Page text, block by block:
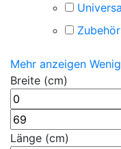
Mehr anzeigen
Breite (cm)
Länge (cm)